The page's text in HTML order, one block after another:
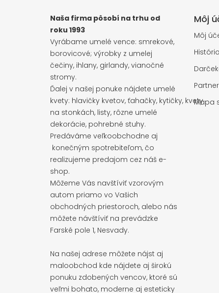
Naša firma pôsobí na trhu od
roku 1993
Vyrábame umelé vence: smrekové,
borovicové; výrobky z umelej
čečiny, ihlany, girlandy, vianočné
stromy.
Ďalej v našej ponuke nájdete umelé
kvety: hlavičky kvetov, ťahačky, kytičky, kvety
na stonkách, listy, rôzne umelé
dekorácie, pohrebné stuhy.
Predáváme veľkoobchodne aj
konečným spotrebiteľom, čo
realizujeme predajom cez náš e-
shop.
Môžeme Vás navštíviť vzorovým
autom priamo vo Vašich
obchodných priestoroch, alebo nás
môžete návštíviť na prevádzke
Farské pole 1, Nesvady.
Na našej adrese môžete nájst aj
maloobchod kde nájdete aj širokú
ponuku zdobených vencov, ktoré sú
veľmi bohato, moderne aj esteticky
Môj
Môj
Mapa